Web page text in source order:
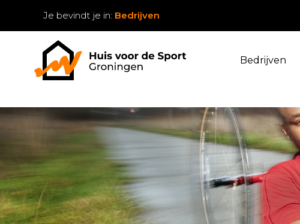
Je bevindt je in: Bedrijven
Bedrijven